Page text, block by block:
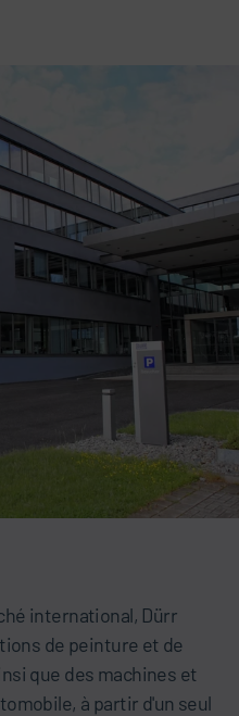
international, Dürr
de peinture et de
que des machines et
à partir d'un seul